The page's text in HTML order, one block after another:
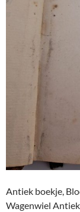
Antiek boekje,
Wagenwiel